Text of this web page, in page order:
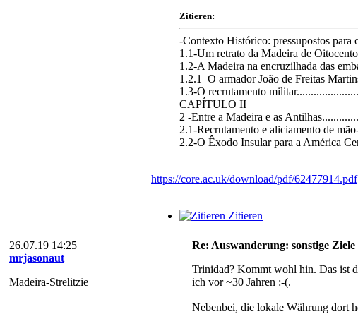
Zitieren:
-Contexto Histórico: pressupostos para
1.1-Um retrato da Madeira de
1.2-A Madeira na encruzilhada das
1.2.1–O armador João de Freitas
1.3-O recrutamento
CAPÍTULO II
2 -Entre a Madeira e as
2.1-Recrutamento e aliciamento de
2.2-O Êxodo Insular para a América
https://core.ac.uk/download/pdf/62477914.pdf
Zitieren
26.07.19 14:25
mrjasonaut
Madeira-Strelitzie
Re: Auswanderung: sonstige
Trinidad? Kommt wohl hin. Das ist
ich vor ~30 Jahren :-(.
Nebenbei, die lokale Währung dort